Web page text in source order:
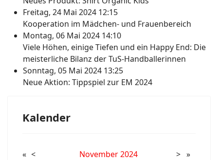
Freitag, 24 Mai 2024 12:15
Kooperation im Mädchen- und Frauenbereich
Montag, 06 Mai 2024 14:10
Viele Höhen, einige Tiefen und ein Happy End: Die
meisterliche Bilanz der TuS-Handballerinnen
Sonntag, 05 Mai 2024 13:25
Neue Aktion: Tippspiel zur EM 2024
Kalender
« < November2024 > »